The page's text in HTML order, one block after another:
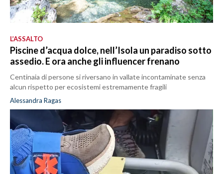
L’ASSALTO
Piscine d’acqua dolce, nell’Isola un paradiso sotto
assedio. E ora anche gli influencer frenano
Centinaia di persone si riversano in vallate incontaminate senza
alcun rispetto per ecosistemi estremamente fragili
Alessandra Ragas